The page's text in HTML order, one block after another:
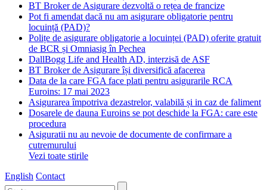
BT Broker de Asigurare dezvoltă o rețea de francize
Pot fi amendat dacă nu am asigurare obligatorie pentru
locuință (PAD)?
Polițe de asigurare obligatorie a locuinței (PAD) oferite gratuit
de BCR și Omniasig în Pechea
DallBogg Life and Health AD, interzisă de ASF
BT Broker de Asigurare își diversifică afacerea
Data de la care FGA face plati pentru asigurarile RCA
Euroins: 17 mai 2023
Asigurarea împotriva dezastrelor, valabilă și in caz de faliment
Dosarele de dauna Euroins se pot deschide la FGA: care este
procedura
Asiguratii nu au nevoie de documente de confirmare a
cutremurului
Vezi toate stirile
English Contact